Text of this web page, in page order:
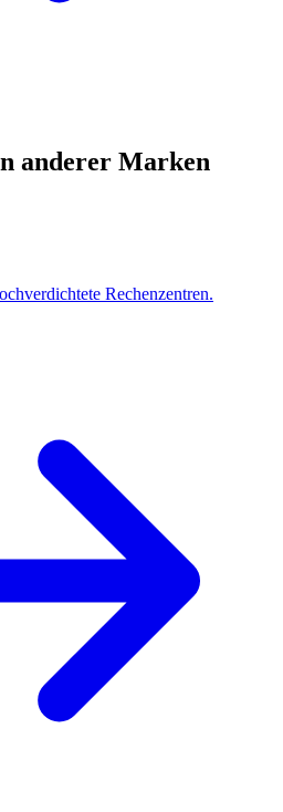
anderer Marken
Rechenzentren.